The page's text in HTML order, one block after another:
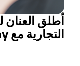
التجارية مع TikTok Academy.